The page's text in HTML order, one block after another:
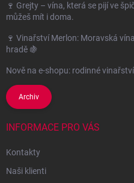
🍷 Grejty – vína, která se pijí ve
můžeš mít i doma.
🍷 Vinařství Merlon: Moravská
hradě 🍇
Nově na e-shopu: rodinné
Archiv
INFORMACE PRO VÁS
Kontakty
Naši klienti